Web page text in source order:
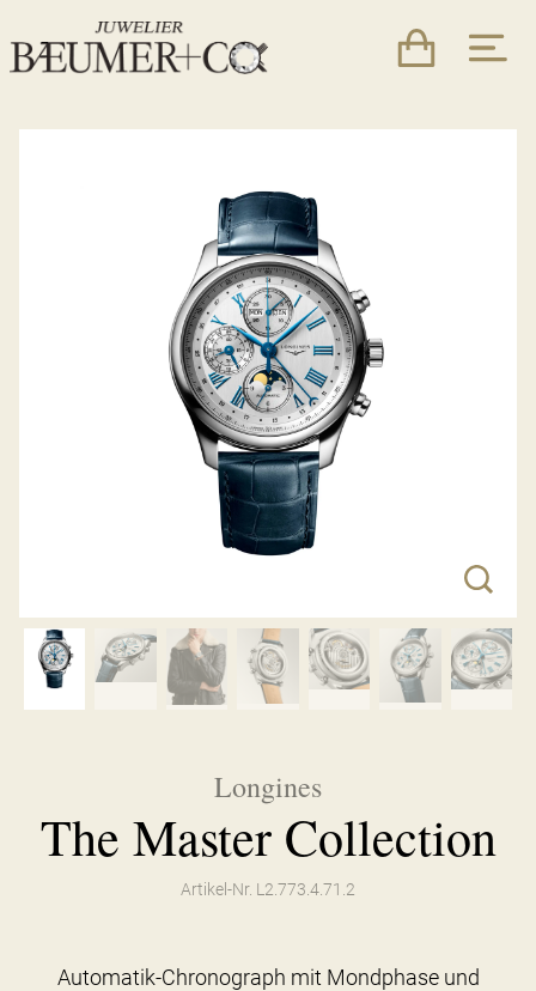
Longines
The Master Collection
Artikel-Nr. L2.773.4.71.2
Automatik-Chronograph mit Mondphase und